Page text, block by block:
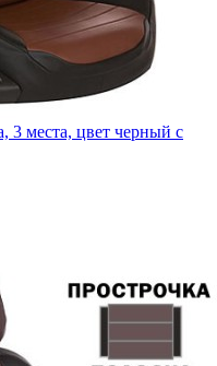
3 места, цвет черный с